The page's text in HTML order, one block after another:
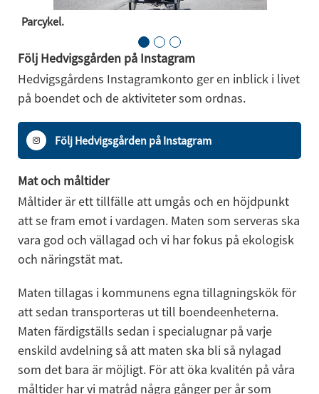
Parcykel.
Följ Hedvigsgården på Instagram
Hedvigsgårdens Instagramkonto ger en inblick i livet
på boendet och de aktiviteter som ordnas.
Följ Hedvigsgården på Instagram
Mat och måltider
Måltider är ett tillfälle att umgås och en höjdpunkt
att se fram emot i vardagen. Maten som serveras ska
vara god och vällagad och vi har fokus på ekologisk
och näringstät mat.
Maten tillagas i kommunens egna tillagningskök för
att sedan transporteras ut till boendeenheterna.
Maten färdigställs sedan i specialugnar på varje
enskild avdelning så att maten ska bli så nylagad
som det bara är möjligt. För att öka kvalitén på våra
måltider har vi matråd några gånger per år som